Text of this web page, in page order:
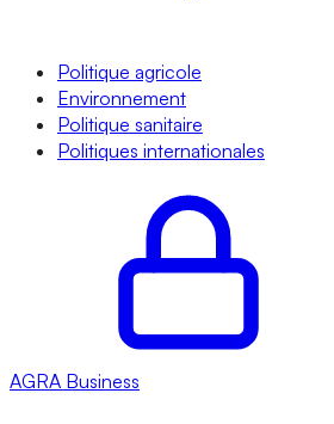
Politique agricole
Environnement
Politique sanitaire
Politiques internationales
AGRA Business